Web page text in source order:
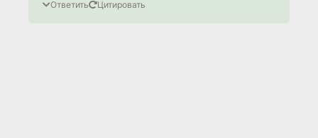
Ответить Цитировать